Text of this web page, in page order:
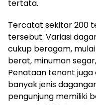
tertata.
Tercatat sekitar 200
tersebut. Variasi
cukup beragam,
berat, minuman
Penataan tenant
banyak jenis
pengunjung memiliki